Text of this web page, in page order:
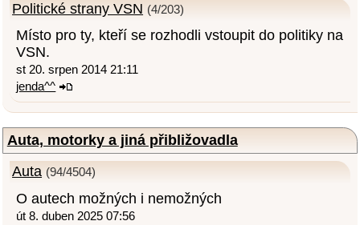
Politické strany VSN (4/203)
Místo pro ty, kteří se rozhodli vstoupit do politiky na
VSN.
st 20. srpen 2014 21:11
jenda^^
Auta, motorky a jiná přibližovadla
Auta (94/4504)
O autech možných i nemožných
út 8. duben 2025 07:56